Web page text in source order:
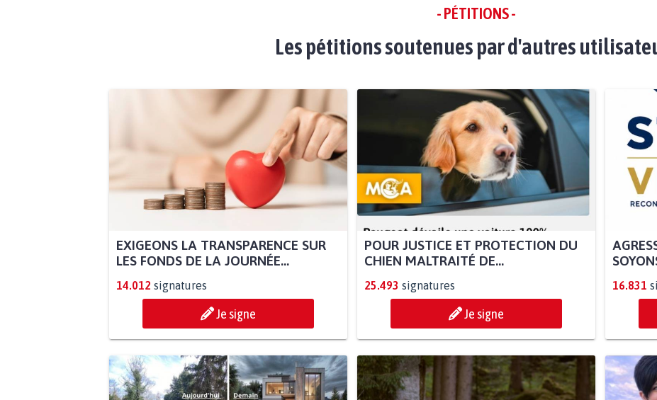
- PÉTITIONS -
Les pétitions soutenues par d'autres
EXIGEONS LA TRANSPARENCE SUR
LES FONDS DE LA JOURNÉE...
14.012 signatures
Je signe
POUR JUSTICE ET PROTECTION DU
CHIEN MALTRAITÉ DE...
25.493 signatures
Je signe
16.831